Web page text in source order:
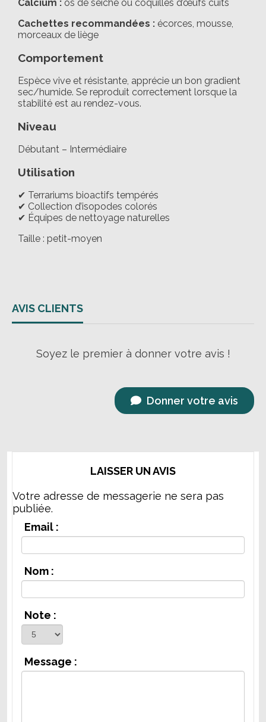
Calcium : os de seiche ou coquilles d’œufs cuits
Cachettes recommandées : écorces, mousse,
morceaux de liège
Comportement
Espèce vive et résistante, apprécie un bon gradient
sec/humide. Se reproduit correctement lorsque la
stabilité est au rendez-vous.
Niveau
Débutant – Intermédiaire
Utilisation
✔ Terrariums bioactifs tempérés
✔ Collection d’isopodes colorés
✔ Équipes de nettoyage naturelles
Taille : petit-moyen
AVIS CLIENTS
Soyez le premier à donner votre avis !
Donner votre avis
LAISSER UN AVIS
Votre adresse de messagerie ne sera pas
publiée.
Email :
Nom :
Note :
Message :